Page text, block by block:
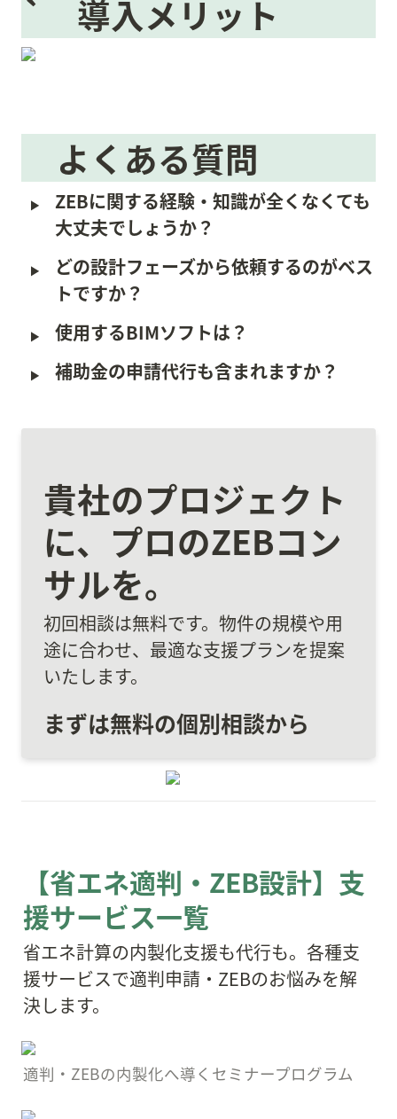
`　導入メリット
よくある質問
‣
ZEBに関する経験・知識が全くなくても
大丈夫でしょうか？
‣
どの設計フェーズから依頼するのがベス
トですか？
‣ 使用するBIMソフトは？
‣ 補助金の申請代行も含まれますか？
貴社のプロジェクト
に、プロのZEBコン
サルを。
初回相談は無料です。物件の規模や用
途に合わせ、最適な支援プランを提案
いたします。
まずは無料の個別相談から
【省エネ適判・ZEB設計】支
援サービス一覧
省エネ計算の内製化支援も代行も。各種支
援サービスで適判申請・ZEBのお悩みを解
決します。
適判・ZEBの内製化へ導くセミナープログラム